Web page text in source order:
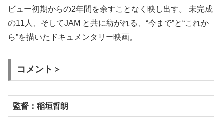
ビュー初期からの2年間を余すことなく映し出す。 未完成
の11人、そしてJAM と共に紡がれる、“今まで”と“これか
ら”を描いたドキュメンタリー映画。
コメント＞
監督：稲垣哲朗